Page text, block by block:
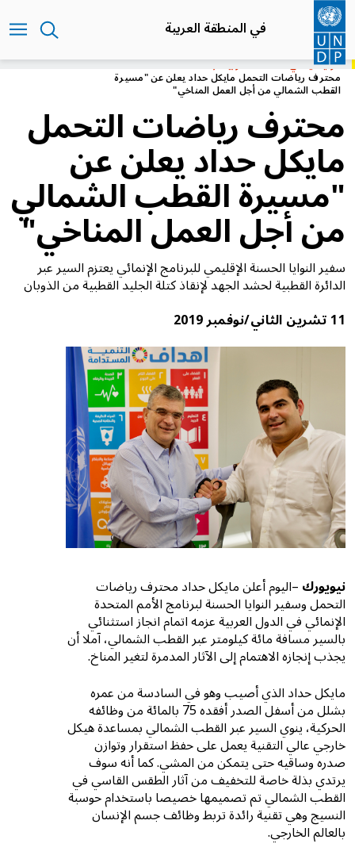
تجاوز
إلى
المحتوى
الرئيسي
في المنطقة العربية
الرئيسيةفي المنطقة العربية
محترف رياضات التحمل مايكل حداد يعلن عن "مسيرة
القطب الشمالي من أجل العمل المناخي"
محترف رياضات التحمل
مايكل حداد يعلن عن
"مسيرة القطب الشمالي
من أجل العمل المناخي"
سفير النوايا الحسنة الإقليمي للبرنامج الإنمائي يعتزم السير عبر
الدائرة القطبية لحشد الجهد لإنقاذ كتلة الجليد القطبية من الذوبان
11 تشرين الثاني/نوفمبر 2019
نيويورك–اليوم أعلن مايكل حداد محترف رياضات
التحمل وسفير النوايا الحسنة لبرنامج الأمم المتحدة
الإنمائي في الدول العربية عزمه اتمام انجاز استثنائي
بالسير مسافة مائة كيلومتر عبر القطب الشمالي، آملا أن
يجذب إنجازه الاهتمام إلى الآثار المدمرة لتغير المناخ.
مايكل حداد الذي أصيب وهو في السادسة من عمره
بشلل من أسفل الصدر أفقده 75 بالمائة من وظائفه
الحركية، ينوي السير عبر القطب الشمالي بمساعدة هيكل
خارجي عالي التقنية يعمل على حفظ استقرار وتوازن
صدره وساقيه حتى يتمكن من المشي. كما أنه سوف
يرتدي بذلة خاصة للتخفيف من آثار الطقس القاسي في
القطب الشمالي تم تصميمها خصيصا باستخدام حوسبة
النسيج وهي تقنية رائدة تربط وظائف جسم الإنسان
بالعالم الخارجي.